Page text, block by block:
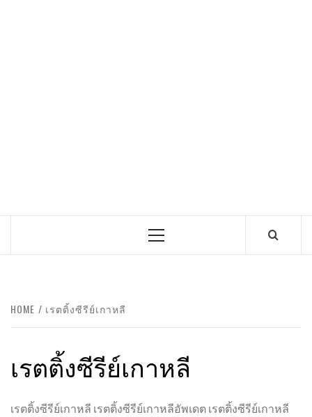
Primary
HOME เรตติ้งซีรีย์เกาหลี
เรตติ้งซีรีย์เกาหลี
เรตติ้งซีรีย์เกาหลี เรตติ้งซีรีย์เกาหลีอัพเดต เรตติ้งซีรีย์เกาหลี